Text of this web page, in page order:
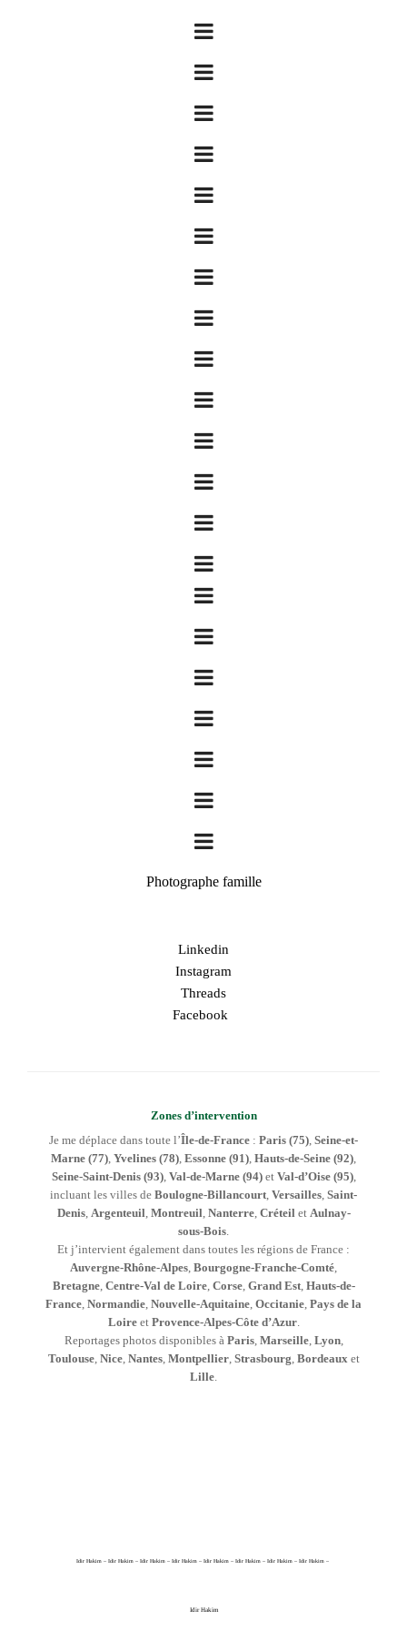
Photographe famille
Linkedin
Instagram
Threads
Facebook
Zones d’intervention
Je me déplace dans toute l’Île-de-France : Paris (75) Seine-et-
Marne (77) Yvelines (78) Essonne (91) Hauts-de-Seine (92)
Seine-Saint-Denis (93), Val-de-Marne (94)et Val-d’Oise (95),
incluant les villes de Boulogne-Billancourt Versailles Saint-
Denis, Argenteuil Montreuil Nanterre, Créteil et Aulnay-
sous-Bois
Et j’intervient également dans toutes les régions de France :
Auvergne-Rhône-Alpes Bourgogne-Franche-Comté
Bretagne, Centre-Val de Loire, Corse, Grand Est, Hauts-de-
France Normandie Nouvelle-Aquitaine Occitanie Pays de la
Loireet Provence-Alpes-Côte d’Azur.
Reportages photos disponibles à Paris, Marseille, Lyon,
Toulouse, Nice, Nantes, Montpellier, Strasbourg Bordeaux et
Lille
Idir Hakim – Idir Hakim – Idir Hakim – Idir Hakim – Idir Hakim – Idir Hakim – Idir Hakim – Idir Hakim –
Idir Hakim